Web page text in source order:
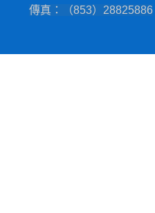
傳真：（853）28825886